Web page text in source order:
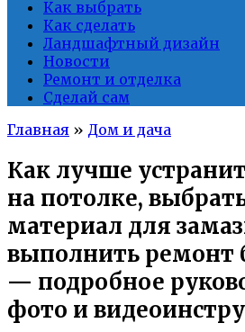
Как выбрать
Как сделать
Ландшафтный дизайн
Новости
Ремонт и отделка
Сделай сам
Главная » Дом и дача
Как лучше
на потолке,
материал для
выполнить ремонт
— подробное
фото и